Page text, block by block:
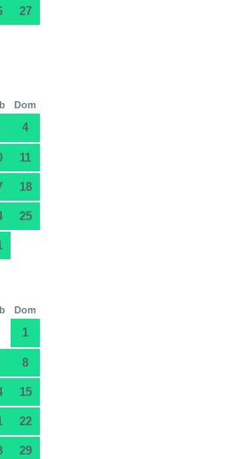
27
Dom
4
11
18
25
Dom
1
8
15
22
29